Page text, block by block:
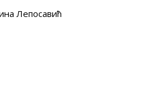
Лепосавић